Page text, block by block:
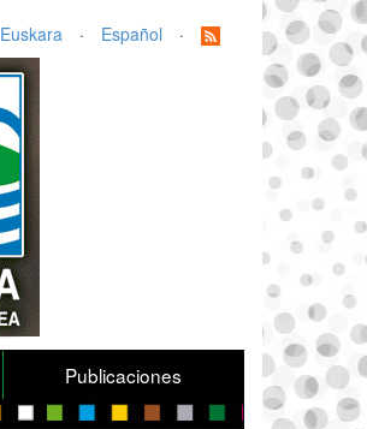
Euskara · Español ·
Publicaciones